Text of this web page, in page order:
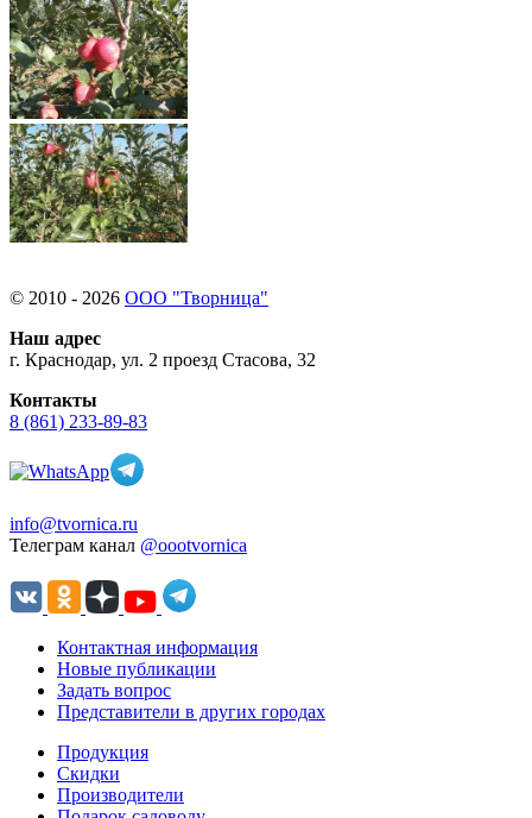
© 2010 - 2026 ООО "Творница"
Наш адрес
г. Краснодар, ул. 2 проезд Стасова, 32
Контакты
8 (861) 233-89-83
info@tvornica.ru
Телеграм канал @oootvornica
Контактная информация
Новые публикации
Задать вопрос
Представители в других городах
Продукция
Скидки
Производители